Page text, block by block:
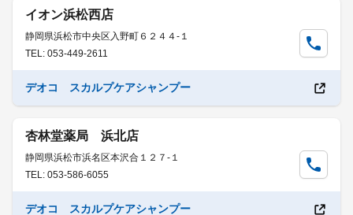
イオン浜松西店
静岡県浜松市中央区入野町６２４４-１
TEL: 053-449-2611
デオコ スカルプケアシャンプー
杏林堂薬局 浜北店
静岡県浜松市浜名区本沢合１２７-１
TEL: 053-586-6055
デオコ スカルプケアシャンプー